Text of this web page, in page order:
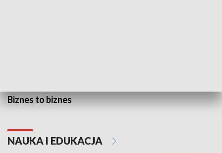
Biznes to biznes
NAUKA I EDUKACJA